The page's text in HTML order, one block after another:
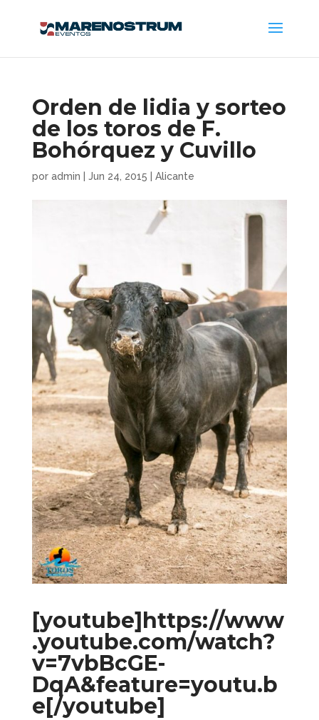
Orden de lidia y sorteo
de los toros de F.
Bohórquez y Cuvillo
por admin Jun 24, 2015 Alicante
[youtube]https://www
.youtube.com/watch?
v=7vbBcGE-
DqA&feature=youtu.b
e[/youtube]